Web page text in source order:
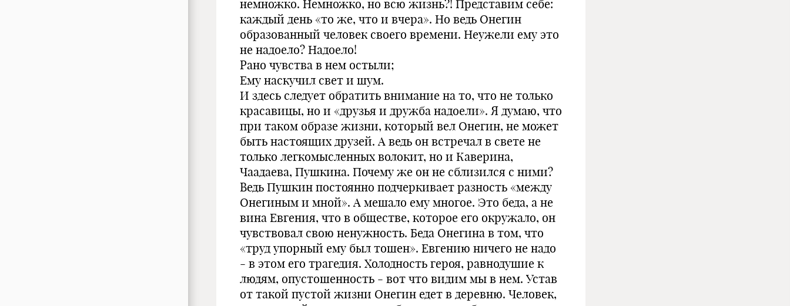
немножко. Немножко, но всю жизнь?! Представим себе:
каждый день «то же, что и вчера». Но ведь Онегин
образованный человек своего времени. Неужели ему это
не надоело? Надоело!
Рано чувства в нем остыли;
Ему наскучил свет и шум.
И здесь следует обратить внимание на то, что не только
красавицы, но и «друзья и дружба надоели». Я думаю, что
при таком образе жизни, который вел Онегин, не может
быть настоящих друзей. А ведь он встречал в свете не
только легкомысленных волокит, но и Каверина,
Чаадаева, Пушкина. Почему же он не сблизился с ними?
Ведь Пушкин постоянно подчеркивает разность «между
Онегиным и мной». А мешало ему многое. Это беда, а не
вина Евгения, что в обществе, которое его окружало, он
чувствовал свою ненужность. Беда Онегина в том, что
«труд упорный ему был тошен». Евгению ничего не надо
- в этом его трагедия. Холодность героя, равнодушие к
людям, опустошенность - вот что видим мы в нем. Устав
от такой пустой жизни Онегин едет в деревню. Человек,